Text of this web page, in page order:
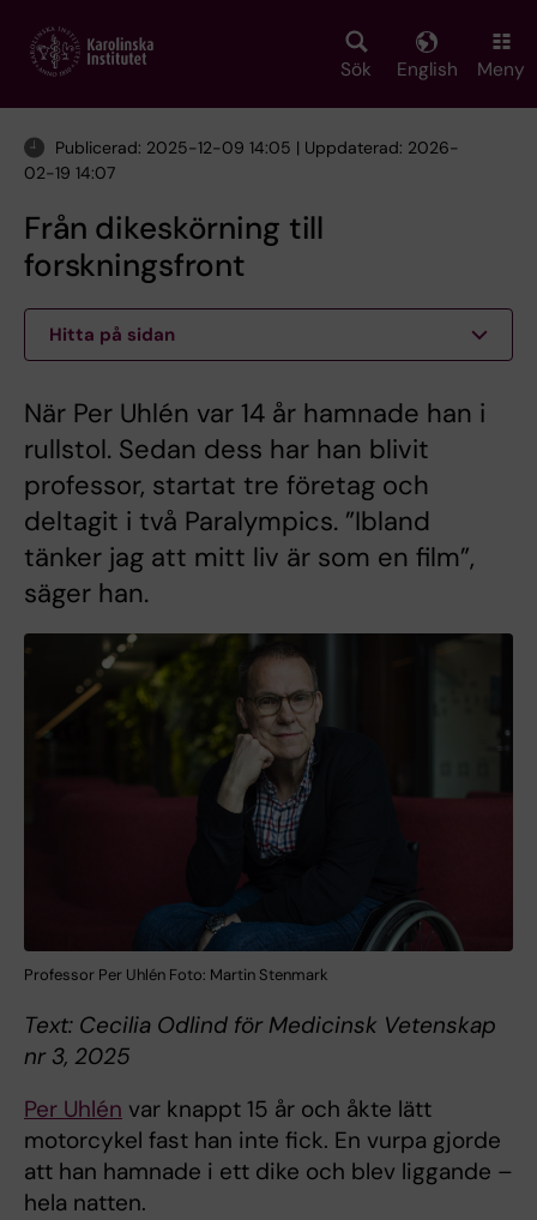
main
Sök English Meny
Publicerad: 2025-12-09 14:05 | Uppdaterad: 2026-
02-19 14:07
Från dikeskörning till
forskningsfront
Hitta på sidan
När Per Uhlén var 14 år hamnade han i
rullstol. Sedan dess har han blivit
professor, startat tre företag och
deltagit i två Paralympics. ”Ibland
tänker jag att mitt liv är som en film”,
säger han.
Professor Per Uhlén Foto: Martin Stenmark
Text: Cecilia Odlind för Medicinsk Vetenskap
nr 3, 2025
Per Uhlén var knappt 15 år och åkte lätt
motorcykel fast han inte fick. En vurpa gjorde
att han hamnade i ett dike och blev liggande –
hela natten.